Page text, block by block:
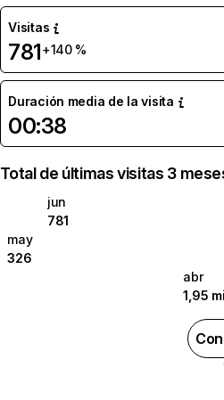
Visitas
781+140 %
Duración media de la visita
00:38
Total de últimas visitas 3
jun
781
may
326
abr
1,95